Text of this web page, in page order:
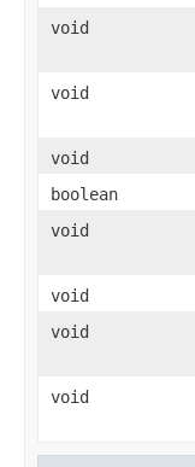
void
void
void
boolean
void
void
void
void